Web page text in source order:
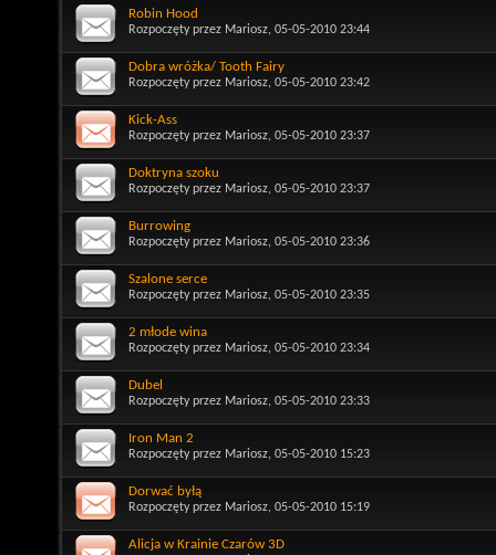
Robin Hood
Rozpoczęty przez Mariosz, 05-05-2010 23:44
Dobra wróżka/ Tooth Fairy
Rozpoczęty przez Mariosz, 05-05-2010 23:42
Kick-Ass
Rozpoczęty przez Mariosz, 05-05-2010 23:37
Doktryna szoku
Rozpoczęty przez Mariosz, 05-05-2010 23:37
Burrowing
Rozpoczęty przez Mariosz, 05-05-2010 23:36
Szalone serce
Rozpoczęty przez Mariosz, 05-05-2010 23:35
2 młode wina
Rozpoczęty przez Mariosz, 05-05-2010 23:34
Dubel
Rozpoczęty przez Mariosz, 05-05-2010 23:33
Iron Man 2
Rozpoczęty przez Mariosz, 05-05-2010 15:23
Dorwać byłą
Rozpoczęty przez Mariosz, 05-05-2010 15:19
Alicja w Krainie Czarów 3D